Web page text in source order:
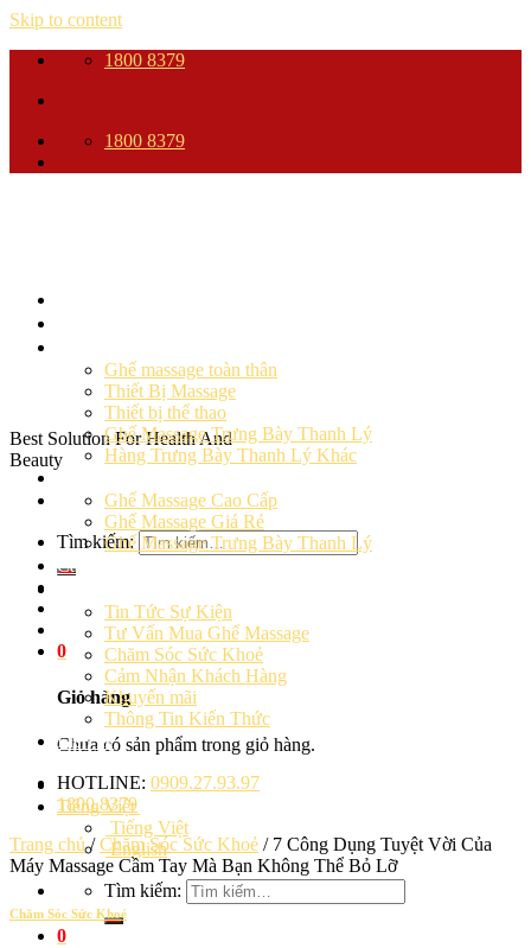
Skip to content
1800 8379
1800 8379
Best Solution For Health And
Beauty
Tìm kiếm:
0
Giỏ hàng
Chưa có sản phẩm trong giỏ hàng.
Tiếng Việt
Tiếng Việt
English
Tìm kiếm:
0
Ghế massage toàn thân
Thiết Bị Massage
Thiết bị thể thao
Ghế Massage Trưng Bày Thanh Lý
Hàng Trưng Bày Thanh Lý Khác
Ghế Massage Cao Cấp
Ghế Massage Giá Rẻ
Ghế Massage Trưng Bày Thanh Lý
Cảm Nhận Khách Hàng
Tin Tức Sự Kiện
Tư Vấn Mua Ghế Massage
Chăm Sóc Sức Khoẻ
Cảm Nhận Khách Hàng
Khuyến mãi
Thông Tin Kiến Thức
Liên hệ
HOTLINE: 0909.27.93.97
1800.8379
Trang chủ / Chăm Sóc Sức Khoẻ /7 Công Dụng Tuyệt Vời Của
Máy Massage Cầm Tay Mà Bạn Không Thể Bỏ Lỡ
Chăm Sóc Sức Khoẻ